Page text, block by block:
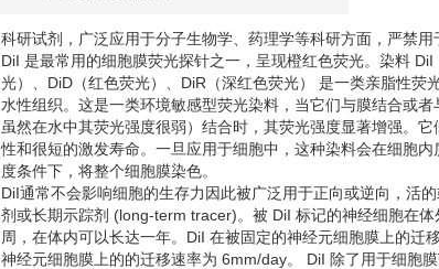
科研试剂，广泛应用于分子生物学、药理学等科研方面，严禁用
DiI 是最常用的细胞膜荧光探针之一，呈现橙红色荧光。染料
光）、DiD（红色荧光）、DiR（深红色荧光） 是一类亲脂性荧
水性组织。这是一类环境敏感型荧光染料，当它们与膜结合或
虽然在水中其荧光强度很弱）结合时，其荧光强度显著增强。
性和很短的激发寿命。一旦应用于细胞中，这种染料会在细胞
度条件下，将整个细胞膜染色。
DiI通常不会影响细胞的生存力因此被广泛用于正向或逆向，活
剂或长期示踪剂 (long-term tracer)。被 DiI 标记的神经细胞在
周，在体内可以长达一年。DiI 在被固定的神经元细胞膜上的迁
神经元细胞膜上的的迁移速率为 6mm/day。 DiI 除了用于细胞